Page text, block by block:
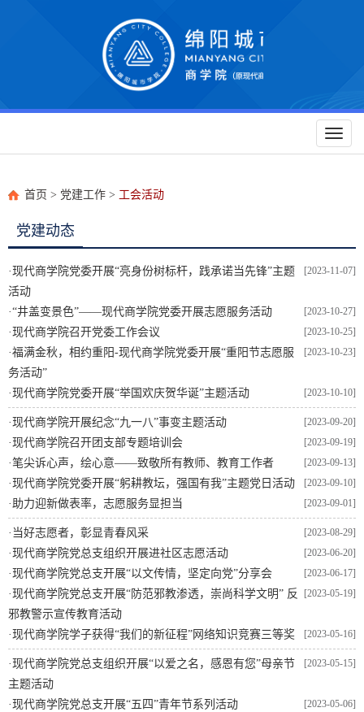
Toggle
首页 > 党建工作 > 工会活动
党建动态
[2023-11-07]
·现代商学院党委开展“亮身份树标杆，践承诺当先锋”主题
活动
[2023-10-27]
·“井盖变景色”——现代商学院党委开展志愿服务活动
[2023-10-25]
·现代商学院召开党委工作会议
[2023-10-23]
·福满金秋，相约重阳-现代商学院党委开展“重阳节志愿服
务活动”
[2023-10-10]
·现代商学院党委开展“举国欢庆贺华诞”主题活动
[2023-09-20]
·现代商学院开展纪念“九一八”事变主题活动
[2023-09-19]
·现代商学院召开团支部专题培训会
[2023-09-13]
·笔尖诉心声，绘心意——致敬所有教师、教育工作者
[2023-09-10]
·现代商学院党委开展“躬耕教坛，强国有我”主题党日活动
[2023-09-01]
·助力迎新做表率，志愿服务显担当
[2023-08-29]
· 当好志愿者，彰显青春风采
[2023-06-20]
·现代商学院党总支组织开展进社区志愿活动
[2023-06-17]
·现代商学院党总支开展“以文传情，坚定向党”分享会
[2023-05-19]
·现代商学院党总支开展“防范邪教渗透，崇尚科学文明” 反
邪教警示宣传教育活动
[2023-05-16]
·现代商学院学子获得“我们的新征程”网络知识竞赛三等奖
[2023-05-15]
·现代商学院党总支组织开展“以爱之名，感恩有您”母亲节
主题活动
[2023-05-06]
·现代商学院党总支开展“五四”青年节系列活动